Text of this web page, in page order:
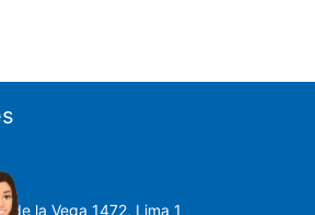
de la Vega 1472, Lima 1